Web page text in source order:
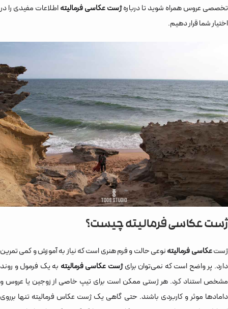
تخصصی عروس همراه شوید تا دربارهژست عکاسی فرمالیتهاطلاعات مفیدی را در
اختیار شما قرار دهیم.
ژست عکاسی فرمالیته چیست؟
ژستعکاسی فرمالیتهنوعی حالت و فرم هنری است که نیاز به آموزش و کمی تمرین
دارد. پر واضح است که نمی‌توان برایژست عکاسی فرمالیته به یک فرمول و روند
مشخص استناد کرد. هر ژستی ممکن است برای تیپ خاصی از زوجین یا عروس و
دامادها موثر و کاربردی باشند. حتی گاهی یک ژست عکاس فرمالیته تنها برروی